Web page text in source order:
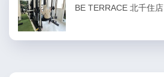
BE TERRACE 北千住店